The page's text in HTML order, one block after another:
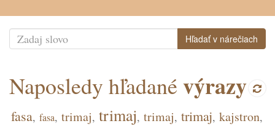
Hľadať v nárečiach
Naposledy hľadané výrazy
fasa fasa trimaj trimaj trimaj trimaj kajstron